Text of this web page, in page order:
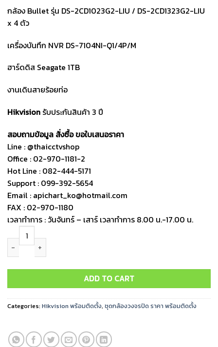
กล้อง Bullet รุ่น DS-2CD1023G2-LIU / DS-2CD1323G2-LIU
x 4 ตัว
เครื่องบันทึก NVR DS-7104NI-Q1/4P/M
ฮาร์ดดิส Seagate 1TB
งานเดินสายร้อยท่อ
Hikvision รับประกันสินค้า 3 ปี
สอบถามข้อมูล สั่งซื้อ ขอใบเสนอราคา
Line : @thaicctvshop
Office : 02-970-1181-2
Hot Line : 082-444-5171
Support : 099-392-5654
Email : apichart_ko@hotmail.com
FAX : 02-970-1180
เวลาทำการ : วันจันทร์ – เสาร์ เวลาทำการ 8.00 น.-17.00 น.
ชุดกล้องวงจรปิด Hikvision IP 4ตัว 2MP พร้อมติดตั้ง quantity
ADD TO CART
Categories:Hikvision พร้อมติดตั้ง, ชุดกล้องวงจรปิด ราคา พร้อมติดตั้ง